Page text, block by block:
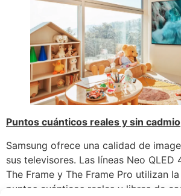
Puntos cuánticos reales y sin cadmio
Samsung ofrece una calidad de
sus televisores. Las líneas Neo QLED
The Frame y The Frame Pro utilizan
puntos cuánticos reales y libres de